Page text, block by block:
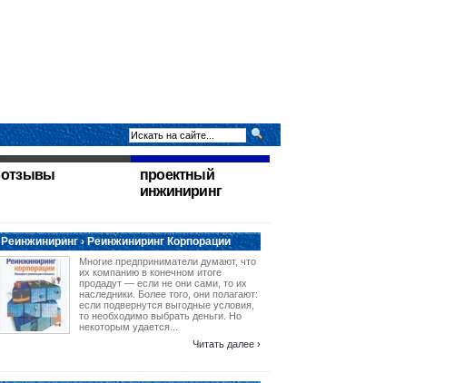
отзывы
проектный
инжиниринг
Реинжиниринг › Реинжиниринг Корпорации
Многие предприниматели думают, что
их компанию в конечном итоге
продадут — если не они сами, то их
наследники. Более того, они полагают:
если подвернутся выгодные условия,
то необходимо выбрать деньги. Но
некоторым удается...
Читать далее ›